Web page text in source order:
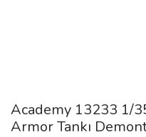
Academy 13233 1/
Armor Tankı